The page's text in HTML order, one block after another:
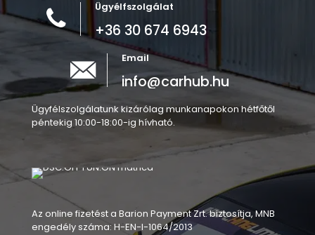
Ügyélfszolgálat
+36 30 674 6943
Email
info@carhub.hu
Ügyfélszolgálatunk kizárólag munkanapokon hétfőtől
péntekig 10:00-18:00-ig hívható.
Az online fizetést a Barion Payment Zrt. biztosítja, MNB
engedély száma: H-EN-I-1064/2013